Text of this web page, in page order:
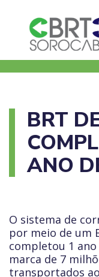
BRT
ANO
O sistema de
por meio de um
completou 1
marca de 7
transportados